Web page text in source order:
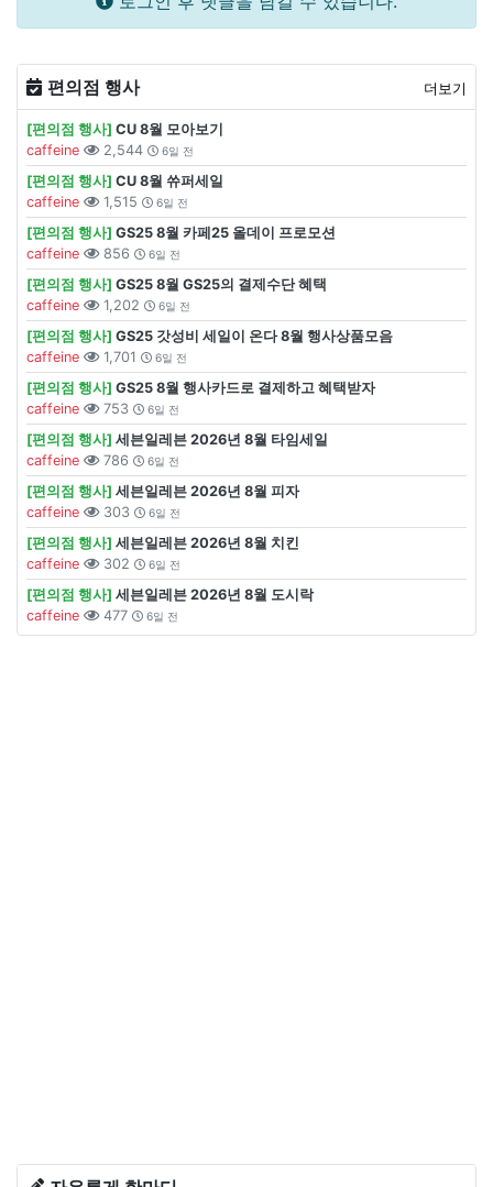
편의점 행사 더보기
[편의점 행사] CU 8월 모아보기
caffeine
2,544 6일 전
[편의점 행사] CU 8월 쓔퍼세일
caffeine
1,515 6일 전
[편의점 행사] GS25 8월 카페25 올데이 프로모션
caffeine
856 6일 전
[편의점 행사] GS25 8월 GS25의 결제수단 혜택
caffeine
1,202 6일 전
[편의점 행사] GS25 갓성비 세일이 온다 8월 행사상품모음
caffeine
1,701 6일 전
[편의점 행사] GS25 8월 행사카드로 결제하고 혜택받자
caffeine
753 6일 전
[편의점 행사] 세븐일레븐 2026년 8월 타임세일
caffeine
786 6일 전
[편의점 행사] 세븐일레븐 2026년 8월 피자
caffeine
303 6일 전
[편의점 행사] 세븐일레븐 2026년 8월 치킨
caffeine
302 6일 전
[편의점 행사] 세븐일레븐 2026년 8월 도시락
caffeine
477 6일 전